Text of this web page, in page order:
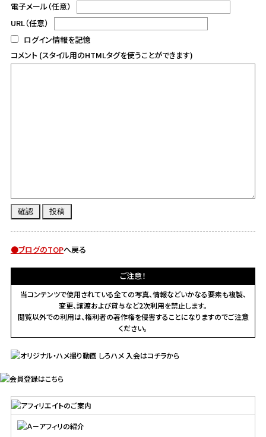
電子メール（任意）
URL（任意）
ログイン情報を記憶
コメント (スタイル用のHTMLタグを使うことができます)
●ブログのTOPへ戻る
ご注意！
当コンテンツで使用されている全ての写真、情報などいかなる要素も複製、
変更、譲渡および貸与など2次利用を禁止します。
閲覧以外での利用は、権利者の著作権を侵害することになりますのでご注意
ください。